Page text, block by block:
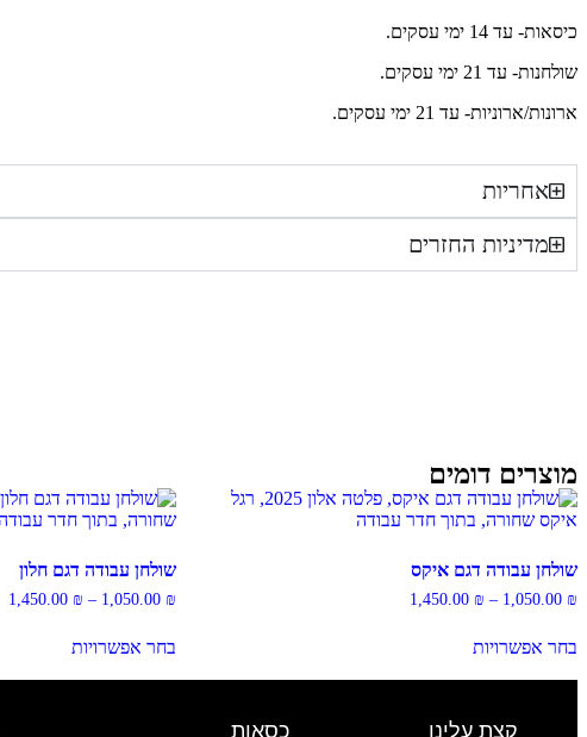
כיסאות- עד 14 ימי עסקים.
שולחנות- עד 21 ימי עסקים.
ארונות/ארוניות- עד 21 ימי עסקים.
אחריות
מדיניות החזרים
מוצרים דומים
שולחן עבודה דגם איקס
1,050.00 ₪
–
1,450.00 ₪
בחר אפשרויות
שולחן עבודה דגם חלון
1,050.00 ₪
–
1,450.00 ₪
בחר אפשרויות
קצת עלינו כסאות